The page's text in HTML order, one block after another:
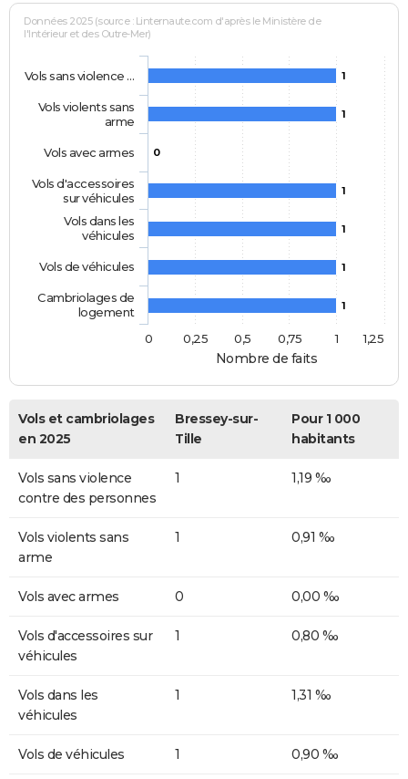
Nombre de faits
Données 2025 (source : Linternaute.com d'après le Ministère de
l'Intérieur et des Outre-Mer)
1
1
0
1
1
1
1
Vols sans violence …
Vols violents sans
arme
Vols avec armes
Vols d'accessoires
sur véhicules
Vols dans les
véhicules
Vols de véhicules
Cambriolages de
logement
0
1
0,25 0,5 0,75 1,25
Vols et cambriolages
en 2025
Bressey-sur-
Tille
Pour 1 000
habitants
Vols sans violence
contre des personnes
1 1,19 ‰
Vols violents sans
arme
1 0,91 ‰
Vols avec armes 0 0,00 ‰
Vols d'accessoires sur
véhicules
1 0,80 ‰
Vols dans les
véhicules
1 1,31 ‰
Vols de véhicules 1 0,90 ‰